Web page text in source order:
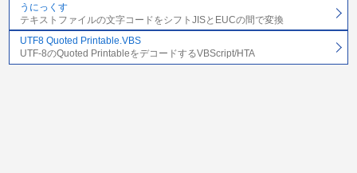
うにっくす
テキストファイルの文字コードをシフトJISとEUCの間で変換
UTF8 Quoted Printable.VBS
UTF-8のQuoted PrintableをデコードするVBScript/HTA